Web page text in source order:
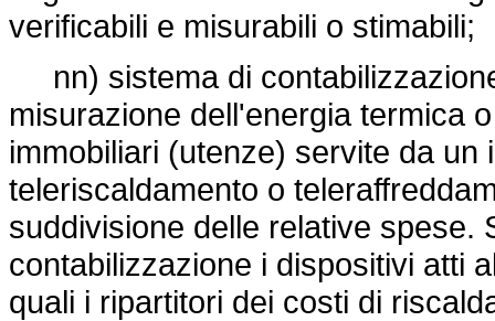
verificabili e misurabili o stimabili;
nn) sistema di
misurazione dell'energia termica
immobiliari (utenze) servite da
teleriscaldamento o
suddivisione delle relative spese.
contabilizzazione i dispositivi atti
quali i ripartitori dei costi di